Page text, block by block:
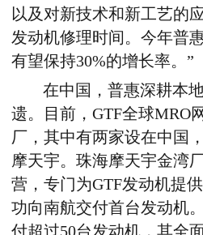
以及对新技术和新工艺的
发动机修理时间。今年普
有望保持30%的增长率。”
在中国，普惠深耕本
遗。目前，GTF全球MRO
厂，其中有两家设在中国
摩天宇。珠海摩天宇金湾
营，专门为GTF发动机提
功向南航交付首台发动机
付超过50台发动机，其全